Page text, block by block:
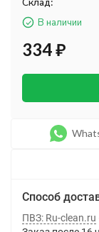
В наличии
334₽
Способ
ПВЗ: Ru-clean.ru